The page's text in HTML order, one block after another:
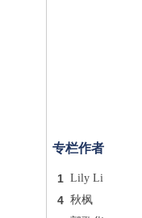
专栏作者
1 Lily Li
4 秋枫